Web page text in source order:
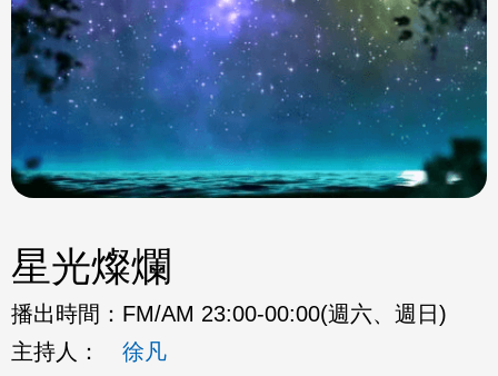
星光燦爛
播出時間： FM/AM 23:00-00:00(週六、週日)
主持人：
徐凡